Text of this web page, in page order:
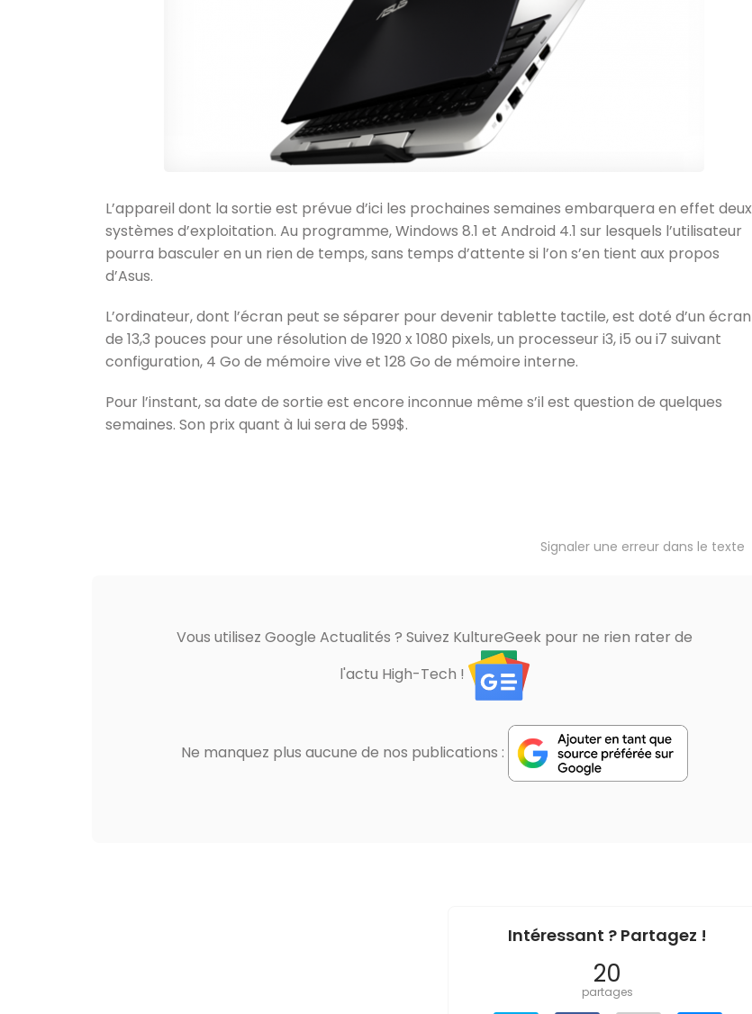
L’appareil dont la sortie est prévue d’ici les prochaines semaines embarquera en effet deux
systèmes d’exploitation. Au programme, Windows 8.1 et Android 4.1 sur lesquels l’utilisateur
pourra basculer en un rien de temps, sans temps d’attente si l’on s’en tient aux propos
d’Asus.
L’ordinateur, dont l’écran peut se séparer pour devenir tablette tactile, est doté d’un écran
de 13,3 pouces pour une résolution de 1920 x 1080 pixels, un processeur i3, i5 ou i7 suivant
configuration, 4 Go de mémoire vive et 128 Go de mémoire interne.
Pour l’instant, sa date de sortie est encore inconnue même s’il est question de quelques
semaines. Son prix quant à lui sera de 599$.
Signaler une erreur dans le texte
Vous utilisez Google Actualités ? Suivez KultureGeek pour ne rien rater de
l'actu High-Tech !
Ne manquez plus aucune de nos publications :
Intéressant ? Partagez !
20
partages